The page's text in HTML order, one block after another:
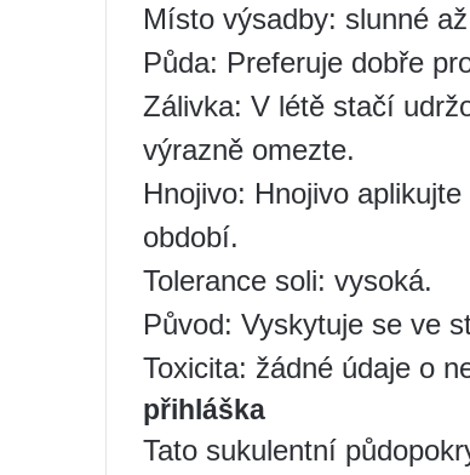
Místo výsadby: slunné
Půda: Preferuje dobře
Zálivka: V létě stačí
výrazně omezte.
Hnojivo: Hnojivo
období.
Tolerance soli: vysoká.
Původ: Vyskytuje se ve
Toxicita: žádné údaje o
přihláška
Tato sukulentní